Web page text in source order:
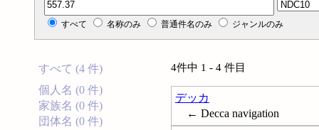
すべて 名称のみ 普通件名のみ ジャンルのみ
すべて (4 件)
個人名 (0 件)
家族名 (0 件)
団体名 (0 件)
4件中 1 - 4 件目
デッカ
← Decca navigation